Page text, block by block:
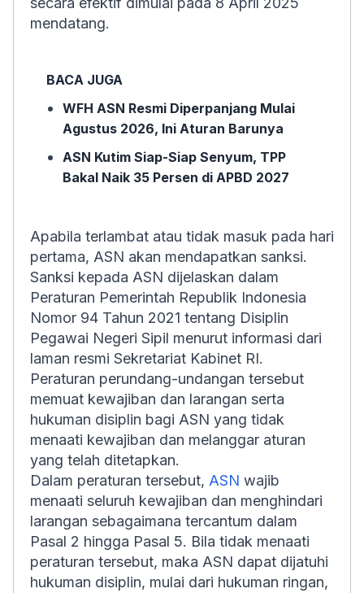
mendatang.
BACA JUGA
WFH ASN Resmi Diperpanjang Mulai
Agustus 2026, Ini Aturan Barunya
ASN Kutim Siap-Siap Senyum, TPP
Bakal Naik 35 Persen di APBD 2027
Apabila terlambat atau tidak masuk pada hari
pertama, ASN akan mendapatkan sanksi.
Sanksi kepada ASN dijelaskan dalam
Peraturan Pemerintah Republik Indonesia
Nomor 94 Tahun 2021 tentang Disiplin
Pegawai Negeri Sipil menurut informasi dari
laman resmi Sekretariat Kabinet RI.
Peraturan perundang-undangan tersebut
memuat kewajiban dan larangan serta
hukuman disiplin bagi ASN yang tidak
menaati kewajiban dan melanggar aturan
yang telah ditetapkan.
Dalam peraturan tersebut, ASN wajib
menaati seluruh kewajiban dan menghindari
larangan sebagaimana tercantum dalam
Pasal 2 hingga Pasal 5. Bila tidak menaati
peraturan tersebut, maka ASN dapat dijatuhi
hukuman disiplin, mulai dari hukuman ringan,